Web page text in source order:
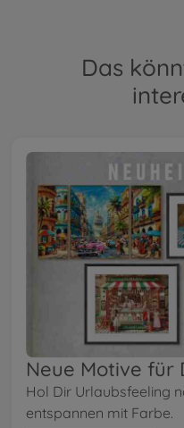
Das
Neue Motive für
Hol Dir Urlaubsfeeling
entspannen mit Farbe.